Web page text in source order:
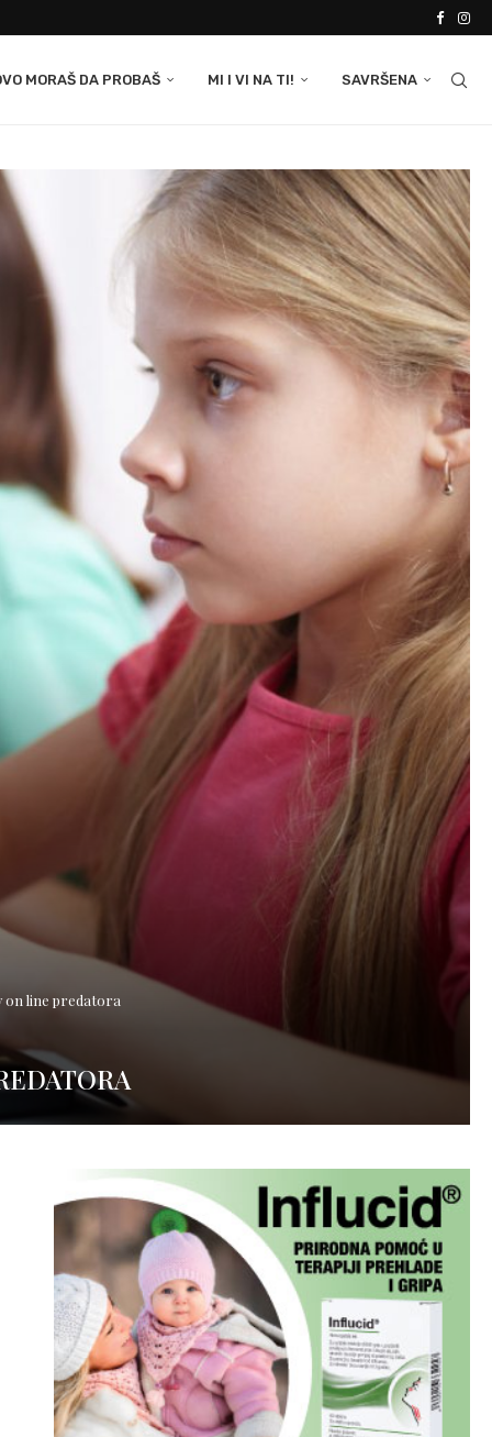
MORAŠ DA PROBAŠ MI I VI NA TI! SAVRŠENA
on line predatora